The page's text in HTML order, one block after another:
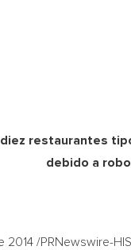
diez restaurantes
debido a
/PRNewswire-